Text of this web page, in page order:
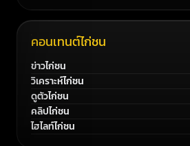
คอนเทนต์ไก่ชน
ข่าวไก่ชน
วิเคราะห์ไก่ชน
ดูตัวไก่ชน
คลิปไก่ชน
ไฮไลท์ไก่ชน